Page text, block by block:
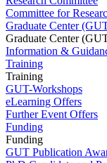
Committee for
Graduate Center
Graduate Center
Information &
Training
Training
GUT-Workshops
eLearning Offers
Further Event Offers
Funding
Funding
GUT Publication